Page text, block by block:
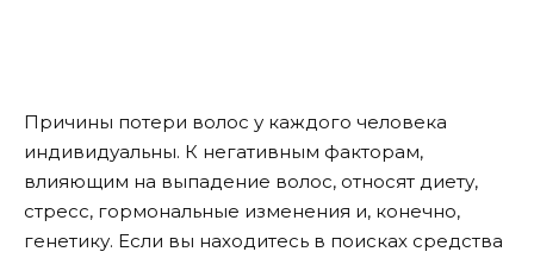
Причины потери волос у каждого человека
индивидуальны. К негативным факторам,
влияющим на выпадение волос, относят диету,
стресс, гормональные изменения и, конечно,
генетику. Если вы находитесь в поисках средства